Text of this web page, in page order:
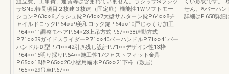
サSNo.特長項目２枚建３枚建（固定扉）機能性1Ｗソフトモー
ションP.63○○6プッシュ錠P.64○○7大型サムターン錠P.64○○8チ
ャイルドロックP.64○○9美和ロック錠P.64○○10戸じゃくり加工
P.64○○11調整モヘアP.64○23上吊方式P.67○○38連動方式
P.71○○39ガイドスライダーP.71○○40バーハンドルP.71○○41バー
ハンドルＤ型P.71○○42引き残し設計P.71○○デザイン性13枠
P.64○○15明り採りP.64○○施工性17ジャストフィット金具
P.65○○18枠P.65○○20小壁用幅木P.65○○21下枠（敷居）
P.65○○29吊車P.67○○
せん。※バーハン
詳細はP.658詳細